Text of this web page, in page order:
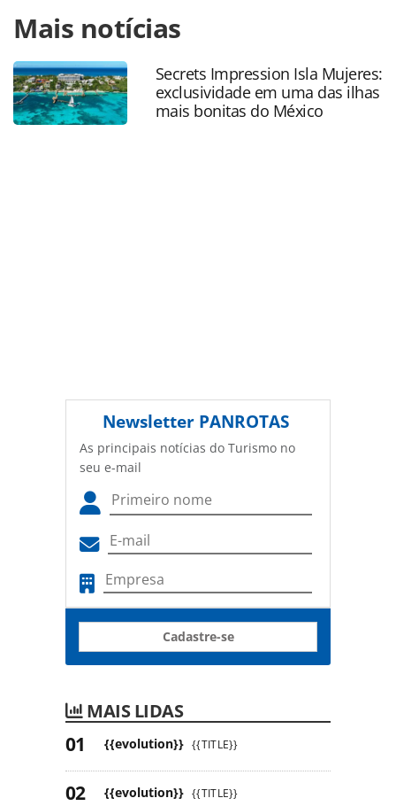
https://www.panrotas.com.br/mercado/pesquisas-e-
estatisticas/2025/08/as-noticias-mais-lidas-da-1a-semana-
de-agosto-confira-ranking-e-resumo_220360.html ou as
ferramentas oferecidas na página. Todo o conteúdo
produzido pela PANROTAS Editora é protegido pela
legislação brasileira sobre direito autoral. Não reproduza o
Mais notícias
Secrets Impression Isla Mujeres:
exclusividade em uma das ilhas
mais bonitas do México
Newsletter PANROTAS
As principais notícias do Turismo no
seu e-mail
Cadastre-se
MAIS LIDAS
{{evolution}} {{TITLE}}
{{evolution}} {{TITLE}}